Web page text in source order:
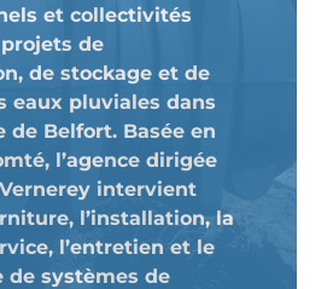
et collectivités
de
de stockage et de
eaux pluviales dans
de Belfort. Basée en
l’agence dirigée
intervient
l’installation, la
l’entretien et le
de systèmes de